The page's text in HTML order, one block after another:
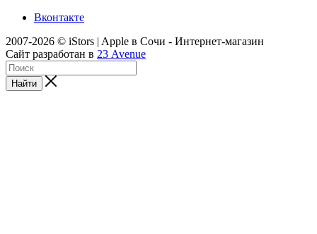
Вконтакте
2007-2026 © iStors | Apple в Сочи - Интернет-магазин
Сайт разработан в 23 Avenue
Найти